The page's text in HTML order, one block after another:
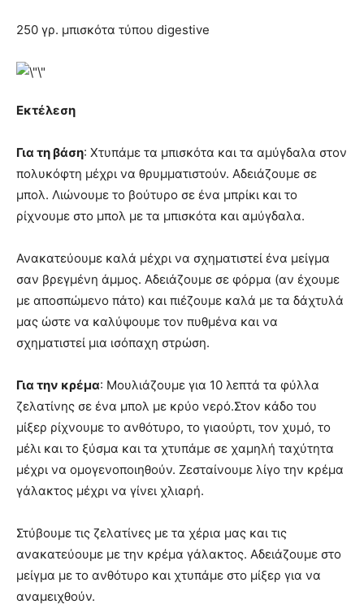
250 γρ. μπισκότα τύπου digestive
Εκτέλεση
Για τη βάση: Χτυπάμε τα μπισκότα και τα αμύγδαλα στον
πολυκόφτη μέχρι να θρυμματιστούν. Αδειάζουμε σε
μπολ. Λιώνουμε το βούτυρο σε ένα μπρίκι και το
ρίχνουμε στο μπολ με τα μπισκότα και αμύγδαλα.
Ανακατεύουμε καλά μέχρι να σχηματιστεί ένα μείγμα
σαν βρεγμένη άμμος. Αδειάζουμε σε φόρμα (αν έχουμε
με αποσπώμενο πάτο) και πιέζουμε καλά με τα δάχτυλά
μας ώστε να καλύψουμε τον πυθμένα και να
σχηματιστεί μια ισόπαχη στρώση.
Για την κρέμα: Μουλιάζουμε για 10 λεπτά τα φύλλα
ζελατίνης σε ένα μπολ με κρύο νερό.Στον κάδο του
μίξερ ρίχνουμε το ανθότυρο, το γιαούρτι, τον χυμό, το
μέλι και το ξύσμα και τα χτυπάμε σε χαμηλή ταχύτητα
μέχρι να ομογενοποιηθούν. Ζεσταίνουμε λίγο την κρέμα
γάλακτος μέχρι να γίνει χλιαρή.
Στύβουμε τις ζελατίνες με τα χέρια μας και τις
ανακατεύουμε με την κρέμα γάλακτος. Αδειάζουμε στο
μείγμα με το ανθότυρο και χτυπάμε στο μίξερ για να
αναμειχθούν.